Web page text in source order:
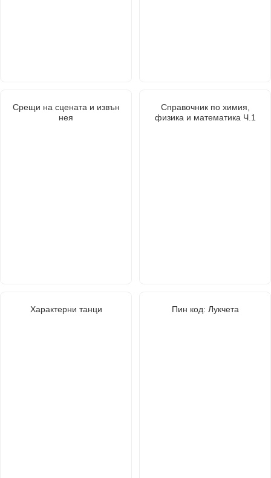
Срещи на сцената и извън
нея
Справочник по химия,
физика и математика Ч.1
Характерни танци Пин код: Лукчета